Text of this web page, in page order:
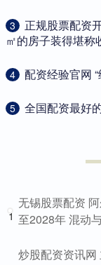
3
正规股票配资
㎡的房子装得堪称
4 配资经验官网
5 全国配资最好
1
无锡股票配资
至2028年 混动
炒股配资资讯